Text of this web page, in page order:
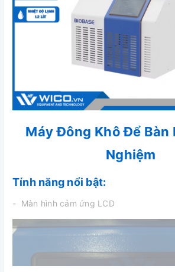
Máy Đông Khô Để Bàn
Nghiệm
Tính năng nổi bật:
- Màn hình cảm ứng LCD